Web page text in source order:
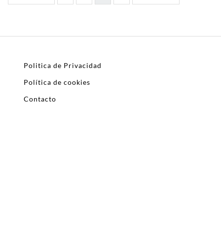
Politica de Privacidad
Política de cookies
Contacto